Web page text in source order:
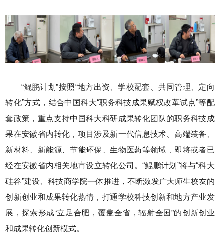
“鲲鹏计划”按照“地方出资、学校配套、共同管理、定向
转化”方式，结合中国科大“职务科技成果赋权改革试点”等配
套政策，重点支持中国科大科研成果转化团队的职务科技成
果在安徽省内转化，项目涉及新一代信息技术、高端装备、
新材料、新能源、节能环保、生物医药等领域，即将或者已
经在安徽省内相关地市设立转化公司。“鲲鹏计划”将与“科大
硅谷”建设、科技商学院一体推进，不断激发广大师生校友的
创新创业和成果转化热情，打通学校科技创新和地方产业发
展，探索形成“立足合肥，覆盖全省，辐射全国”的创新创业
和成果转化创新模式。